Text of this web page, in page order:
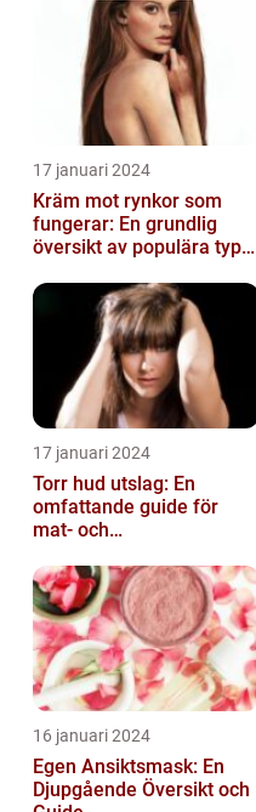
17 januari 2024
Kräm mot rynkor som
fungerar: En grundlig
översikt av populära typer
17 januari 2024
Torr hud utslag: En
omfattande guide för
mat- och
16 januari 2024
Egen Ansiktsmask: En
Djupgående Översikt och